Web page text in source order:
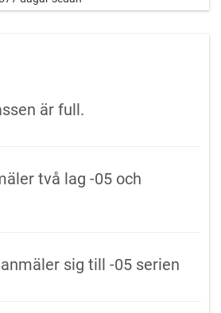
(P04)
åldersklass, tröjfärg. Sista
Indoor Cup 2014 lagnamn samt
2014-01-15
är full.
två lag -05 och
sig till -05 serien